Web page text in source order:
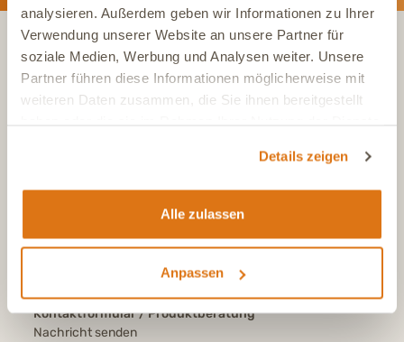
analysieren. Außerdem geben wir Informationen zu Ihrer
Verwendung unserer Website an unsere Partner für
soziale Medien, Werbung und Analysen weiter. Unsere
Partner führen diese Informationen möglicherweise mit
weiteren Daten zusammen, die Sie ihnen bereitgestellt
Details zeigen
Alle zulassen
Anpassen
KONTAKT
Aus dem deutschen Festnetz, Mo-Fr, 7-17 Uhr
+41 (0)615 880 573
Aus der Schweiz, Mo-Fr, 7-17 Uhr
Kontaktformular / Produktberatung
Nachricht senden